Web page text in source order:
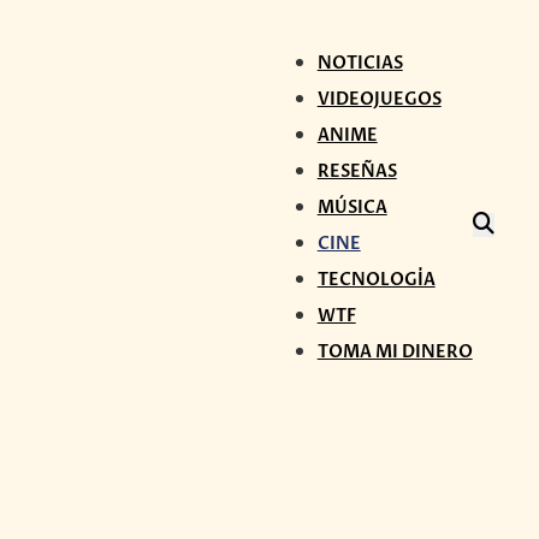
NOTICIAS
VIDEOJUEGOS
ANIME
RESEÑAS
MÚSICA
CINE
TECNOLOGÍA
WTF
TOMA MI DINERO